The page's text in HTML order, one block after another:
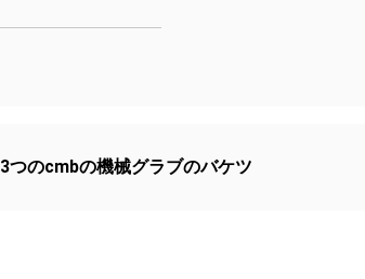
3つのcmbの機械グラブのバケツ